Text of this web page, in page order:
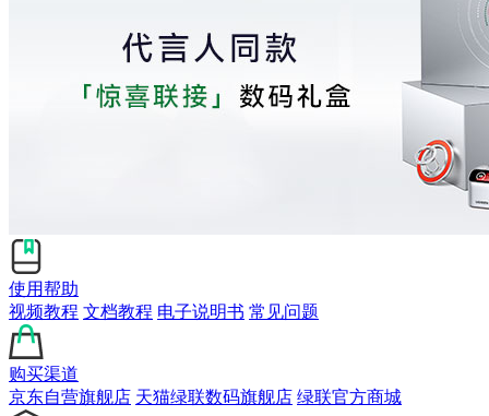
使用帮助
视频教程 文档教程 电子说明书 常见问题
购买渠道
京东自营旗舰店 天猫绿联数码旗舰店 绿联官方商城